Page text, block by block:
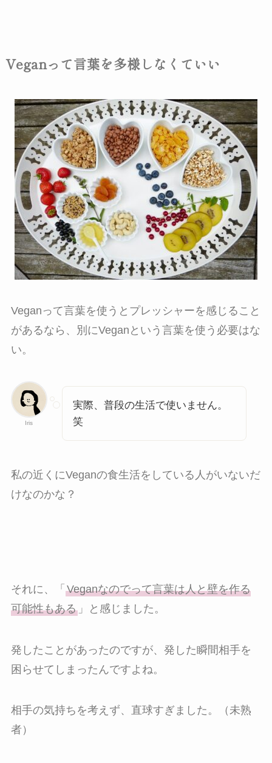
Veganって言葉を多様しなくていい
Veganって言葉を使うとプレッシャーを感じること
があるなら、別にVeganという言葉を使う必要はな
い。
Iris
実際、普段の生活で使いません。
笑
私の近くにVeganの食生活をしている人がいないだ
けなのかな？
それに、「 Veganなのでって言葉は人と壁を作る
可能性もある」と感じました。
発したことがあったのですが、発した瞬間相手を
困らせてしまったんですよね。
相手の気持ちを考えず、直球すぎました。（未熟
者）